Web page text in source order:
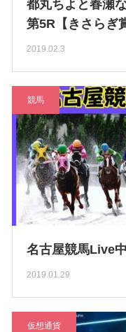
都丸ちよと春瀬
第5R【きさらぎ
2019.02.3
競馬
名古屋競馬Live
2019.01.29
仮想通貨